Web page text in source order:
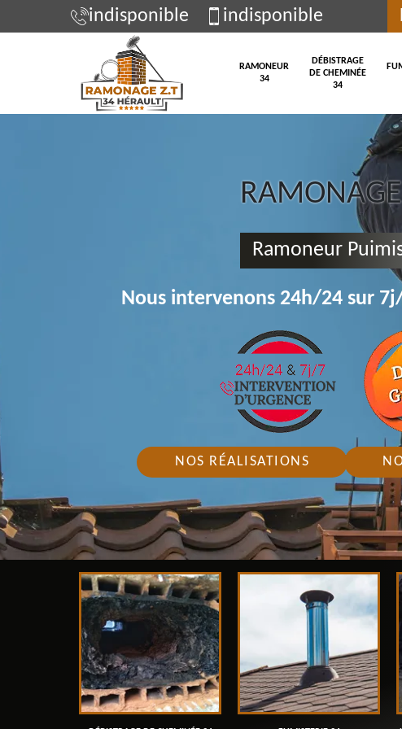
indisponible indisponible
RAMONEUR
34
DÉBISTRAGE
DE CHEMINÉE
34
Ramoneur
Nous intervenons 24h/24 sur
NOS RÉALISATIONS